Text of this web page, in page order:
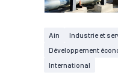
Ain
Industrie et
Développement
International